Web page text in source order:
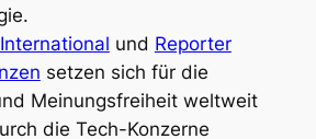
und Reporter
setzen sich für die
Meinungsfreiheit weltweit
die Tech-Konzerne